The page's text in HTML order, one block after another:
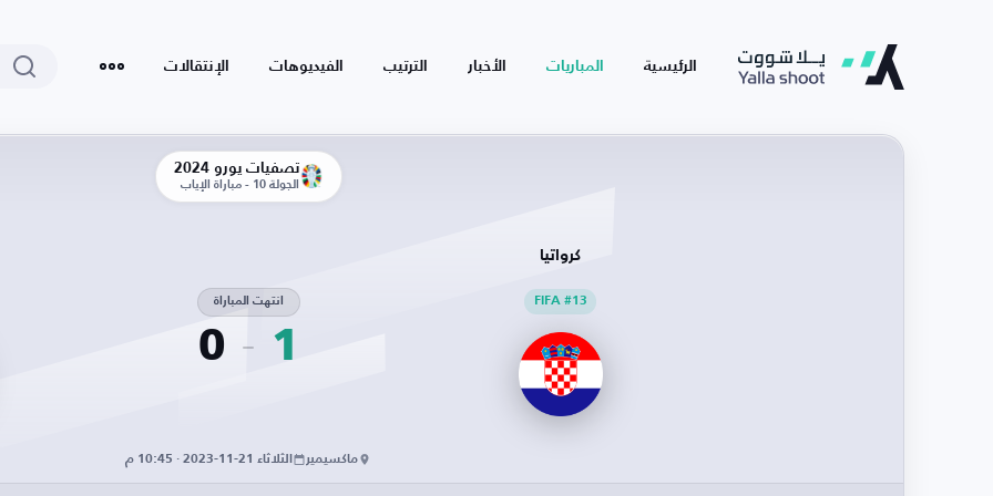
الرئيسية المباريات الأخبار الترتيب الفيديوهات الإنتقالات
تصفيات يورو 2024
الجولة 10 - مباراة الإياب
كرواتيا
FIFA #13
1
انتهت المباراة
0
ماكسيمير الثلاثاء 21-11-2023 · 10:45 م